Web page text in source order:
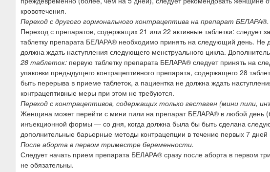
кровотечения.
Переход с другого гормонального контрацептива на препарат БЕЛАРА®.
Переход с препаратов, содержащих 21 или 22 активные таблетки: следует
таблетку препарата БЕЛАРА® необходимо принять на следующий день. Не
должна ждать наступления следующего менструального цикла.
28 таблеток: первую таблетку препарата БЕЛАРА® следует принять на
упаковки предыдущего контрацептивного препарата, содержащего 28
быть перерыва в приеме таблеток, а пациентка не должна ждать
контрацептивные меры при этом не требуются.
Переход с контрацептивов, содержащих только гестаген (мини пили,
Женщина может перейти с мини пили на препарат БЕЛАРА® в любой день
инъекционной формы — со дня, когда должна была бы быть сделана
дополнительные барьерные методы контрацепции в течение первых 7
После аборта в первом триместре беременности.
Следует начать прием препарата БЕЛАРА® сразу после аборта в первом
не обязательны.